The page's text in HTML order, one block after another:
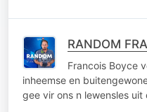
RANDOM
Francois Boyce
inheemse en
gee vir ons n lewensles uit